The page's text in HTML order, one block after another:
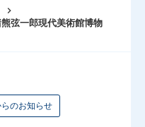
弦一郎現代美術館博物
のお知らせ